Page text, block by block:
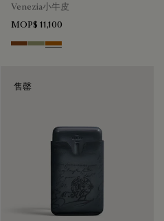
Venezia小牛皮
MOP$ 11,100
Cacao Intenso
Sandstorm
Arancio Vermiglio
售罄